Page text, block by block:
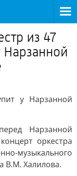
из 47
Нарзанной
у Нарзанной
Нарзанной
оркестра
музыкального
В.М. Халилова.